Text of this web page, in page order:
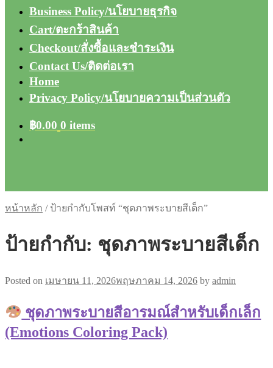
Business Policy/นโยบายธุรกิจ
Cart/ตะกร้าสินค้า
Checkout/สั่งซื้อและชำระเงิน
Contact Us/ติดต่อเรา
Home
Privacy Policy/นโยบายความเป็นส่วนตัว
฿0.00 0 items
หน้าหลัก / ป้ายกำกับโพสท์ “ชุดภาพระบายสีเด็ก”
ป้ายกำกับ: ชุดภาพระบายสีเด็ก
Posted on เมษายน 11, 2026พฤษภาคม 14, 2026 by admin
ชุดภาพระบายสีอารมณ์สำหรับเด็กเล็ก
(Emotions Coloring Pack)